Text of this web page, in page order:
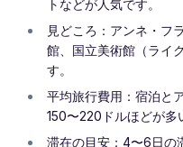
トなどが人気です。
見どころ：アンネ・フ
館、国立美術館（ライ
す。
平均旅行費用：宿泊と
150〜220ドルほどが多
滞在の目安：4〜6日の